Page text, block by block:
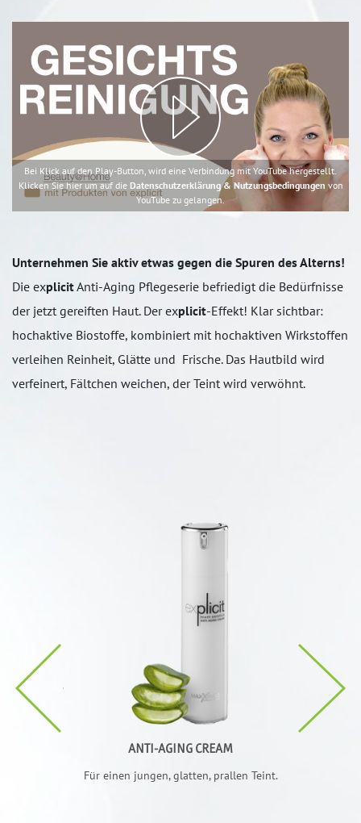
Bei Klick auf den Play-Button, wird eine Verbindung mit YouTube hergestellt.
Klicken Sie hier um auf die Datenschutzerklärung & Nutzungsbedingungen von
YouTube zu gelangen.
Unternehmen Sie aktiv etwas gegen die Spuren des Alterns!
Die explicitAnti-Aging Pflegeserie befriedigt die Bedürfnisse
der jetzt gereiften Haut. Der explicit-Effekt! Klar sichtbar:
hochaktive Biostoffe, kombiniert mit hochaktiven Wirkstoffen
verleihen Reinheit, Glätte und Frische. Das Hautbild wird
verfeinert, Fältchen weichen, der Teint wird verwöhnt.
ANTI-AGING CREAM
Für einen jungen, glatten, prallen Teint.